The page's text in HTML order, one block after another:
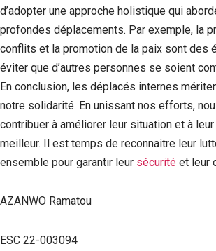
d’adopter une approche holistique qui
profondes déplacements. Par exemple, la
conflits et la promotion de la paix sont des
éviter que d’autres personnes se soient
En conclusion, les déplacés internes
notre solidarité. En unissant nos efforts,
contribuer à améliorer leur situation et à
meilleur. Il est temps de reconnaitre leur
ensemble pour garantir leur sécurité et leur
AZANWO Ramatou
ESC 22-003094